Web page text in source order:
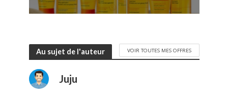
Au sujet de l'auteur VOIR TOUTES MES OFFRES
Juju